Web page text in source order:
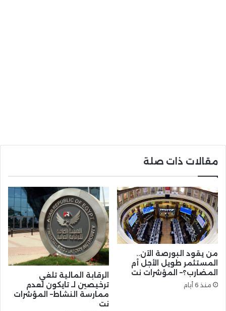
مقالات ذات صلة
من يقود البورصة الآن..
المستثمر طويل الأجل أم
المضارب؟– المؤشرات نت
منذ 6 أيام
الرقابة المالية تلغي
ترخيصين لـ تايكون لعدم
ممارسة النشاط– المؤشرات
نت